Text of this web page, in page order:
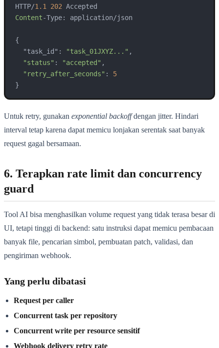
HTTP/1.1 202
Content-Type: application/json
{
  "task_id":
"task_01JXYZ..." ,
"status" : "accepted" ,
"retry_after_seconds" : 5
}
Untuk retry, gunakan exponential backoffdengan jitter. Hindari
interval tetap karena dapat memicu lonjakan serentak saat banyak
request gagal bersamaan.
6. Terapkan rate limit dan concurrency
guard
Tool AI bisa menghasilkan volume request yang tidak terasa besar di
UI, tetapi tinggi di backend: satu instruksi dapat memicu pembacaan
banyak file, pencarian simbol, pembuatan patch, validasi, dan
pengiriman webhook.
Yang perlu dibatasi
Request per caller
Concurrent task per repository
Concurrent write per resource sensitif
Webhook delivery retry rate